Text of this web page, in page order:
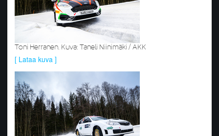
Toni Herranen. Kuva: Taneli Niinimäki / AKK
[ Lataa kuva ]